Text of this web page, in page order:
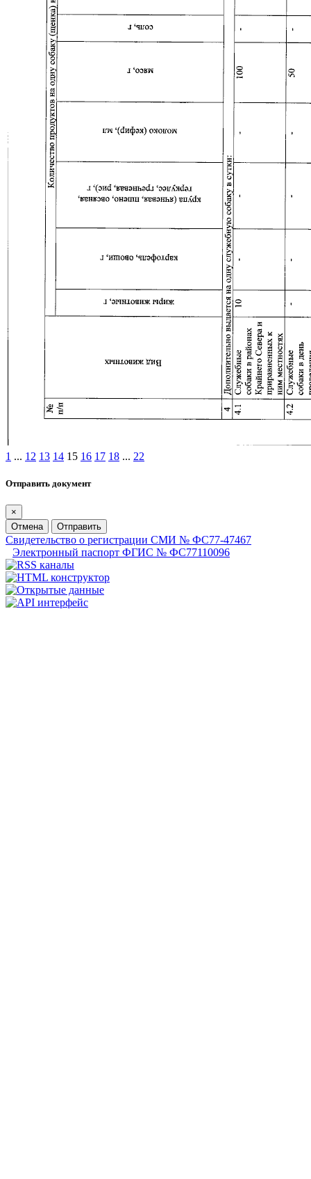
1 ... 12 13 14 15 16 17 18 ... 22
Отправить документ
×
Отмена
Отправить
Свидетельство о регистрации СМИ № ФС77-47467
Электронный паспорт ФГИС № ФС77110096